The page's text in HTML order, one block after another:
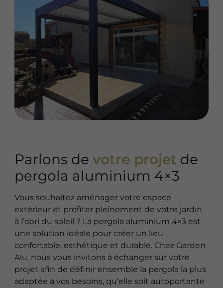
Parlons devotre projet de
pergola aluminium 4×3
Vous souhaitez aménager votre espace
extérieur et profiter pleinement de votre jardin
à l’abri du soleil ? La pergola aluminium 4×3 est
une solution idéale pour créer un lieu
confortable, esthétique et durable. Chez Garden
Alu, nous vous invitons à échanger sur votre
projet afin de définir ensemble la pergola la plus
adaptée à vos besoins, qu’elle soit autoportante